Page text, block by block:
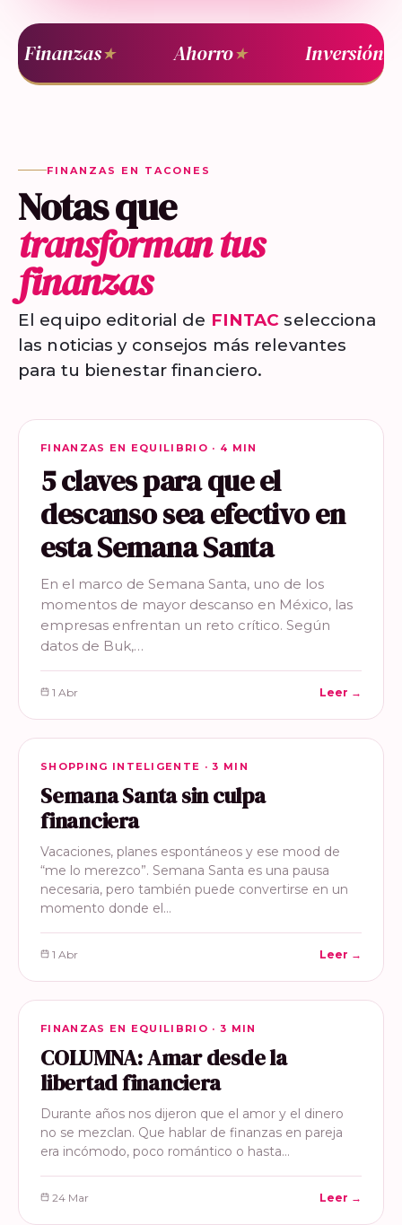
Finanzas★ Ahorro★ Inversión★
FINANZAS EN TACONES
Notas que
transforman tus
finanzas
El equipo editorial de FINTAC selecciona
las noticias y consejos más relevantes
para tu bienestar financiero.
FINANZAS EN EQUILIBRIO
FINANZAS EN EQUILIBRIO · 4 MIN
5 claves para que el
descanso sea efectivo en
esta Semana Santa
En el marco de Semana Santa, uno de los
momentos de mayor descanso en México, las
empresas enfrentan un reto crítico. Según
datos de Buk,…
1 Abr Leer →
SHOPPING INTELIGENTE
SHOPPING INTELIGENTE · 3 MIN
Semana Santa sin culpa
financiera
Vacaciones, planes espontáneos y ese mood de
“me lo merezco”. Semana Santa es una pausa
necesaria, pero también puede convertirse en un
momento donde el…
1 Abr Leer →
FINANZAS EN EQUILIBRIO
FINANZAS EN EQUILIBRIO · 3 MIN
COLUMNA: Amar desde la
libertad financiera
Durante años nos dijeron que el amor y el dinero
no se mezclan. Que hablar de finanzas en pareja
era incómodo, poco romántico o hasta…
24 Mar Leer →